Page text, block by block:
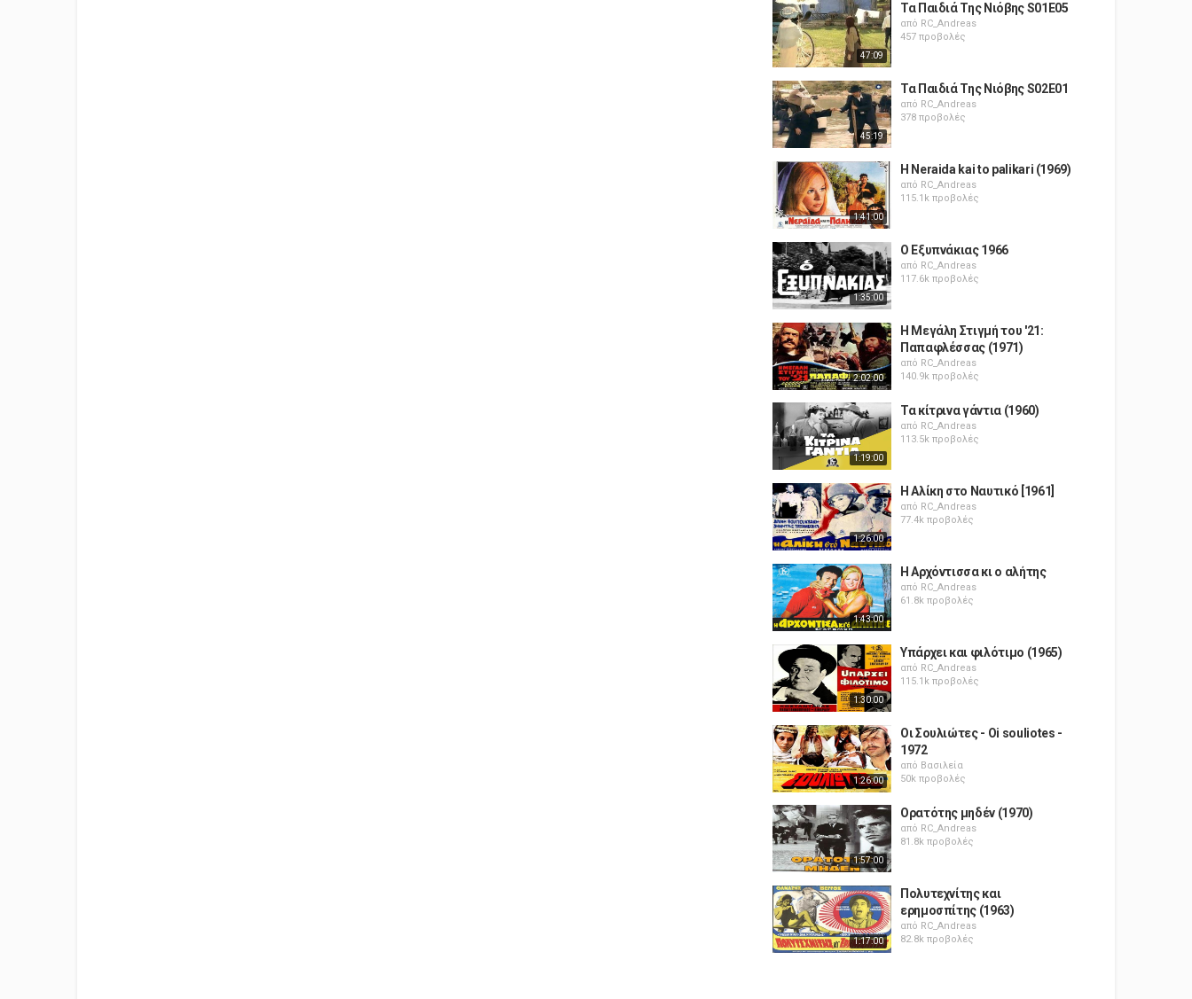
47:09
Τα Παιδιά Της Νιόβης S01E05
από RC_Andreas
457 προβολές
45:19
Τα Παιδιά Της Νιόβης S02E01
από RC_Andreas
378 προβολές
1:41:00
H Neraida kai to palikari (1969)
από RC_Andreas
115.1k προβολές
1:35:00
Ο Εξυπνάκιας 1966
από RC_Andreas
117.6k προβολές
2:02:00
Η Μεγάλη Στιγμή του '21:
Παπαφλέσσας (1971)
από RC_Andreas
140.9k προβολές
1:19:00
Τα κίτρινα γάντια (1960)
από RC_Andreas
113.5k προβολές
1:26:00
Η Αλίκη στο Ναυτικό [1961]
από RC_Andreas
77.4k προβολές
1:43:00
Η Αρχόντισσα κι ο αλήτης
από RC_Andreas
61.8k προβολές
1:30:00
Υπάρχει και φιλότιμο (1965)
από RC_Andreas
115.1k προβολές
1:26:00
Οι Σουλιώτες - Oi souliotes -
1972
από Βασιλεία
50k προβολές
1:57:00
Ορατότης μηδέν (1970)
από RC_Andreas
81.8k προβολές
1:17:00
Πολυτεχνίτης και
ερημοσπίτης (1963)
από RC_Andreas
82.8k προβολές